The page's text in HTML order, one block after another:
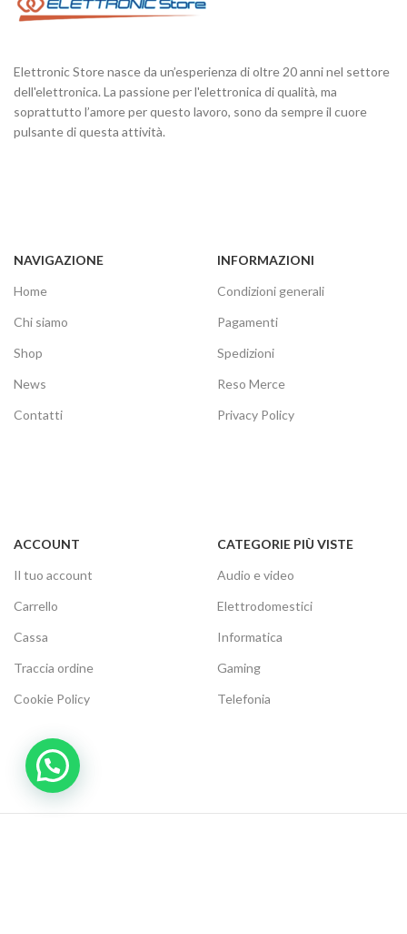
Elettronic Store nasce da un’esperienza di oltre 20 anni nel settore
dell'elettronica. La passione per l'elettronica di qualità, ma
soprattutto l’amore per questo lavoro, sono da sempre il cuore
pulsante di questa attività.
NAVIGAZIONE
Home
Chi siamo
Shop
News
Contatti
INFORMAZIONI
Condizioni generali
Pagamenti
Spedizioni
Reso Merce
Privacy Policy
ACCOUNT
Il tuo account
Carrello
Cassa
Traccia ordine
Cookie Policy
CATEGORIE PIÙ VISTE
Audio e video
Elettrodomestici
Informatica
Gaming
Telefonia